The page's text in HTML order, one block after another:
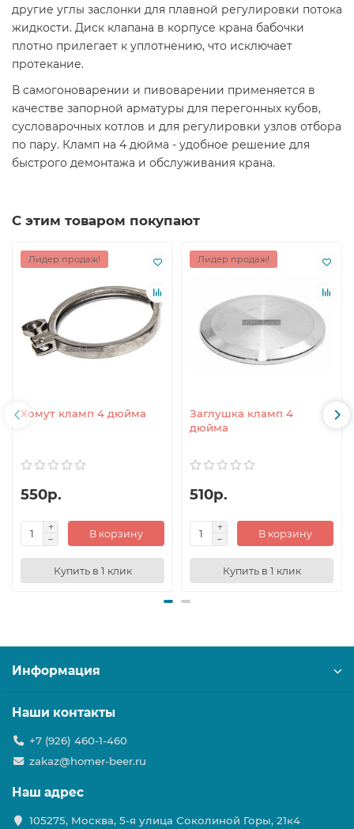
другие углы заслонки для плавной регулировки потока
жидкости. Диск клапана в корпусе крана бабочки
плотно прилегает к уплотнению, что исключает
протекание.
В самогоноварении и пивоварении применяется в
качестве запорной арматуры для перегонных кубов,
сусловарочных котлов и для регулировки узлов отбора
по пару. Кламп на 4 дюйма - удобное решение для
быстрого демонтажа и обслуживания крана.
С этим товаром покупают
Лидер продаж!
Хомут кламп 4 дюйма
550р.
В корзину
Купить в 1 клик
Лидер продаж!
Заглушка кламп 4
дюйма
510р.
В корзину
Купить в 1 клик
Информация
Наши контакты
+7 (926) 460-1-460
zakaz@homer-beer.ru
Наш адрес
105275, Москва, 5-я улица Соколиной Горы, 21к4